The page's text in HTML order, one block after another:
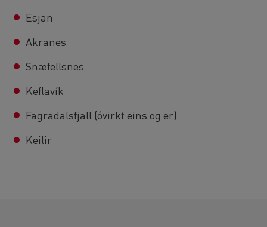
Esjan
Akranes
Snæfellsnes
Keflavík
Fagradalsfjall (óvirkt eins og er)
Keilir